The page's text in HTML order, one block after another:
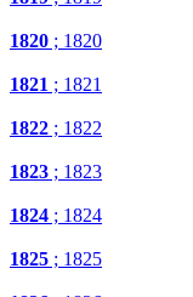
1820 ; 1820
1821 ; 1821
1822 ; 1822
1823 ; 1823
1824 ; 1824
1825 ; 1825